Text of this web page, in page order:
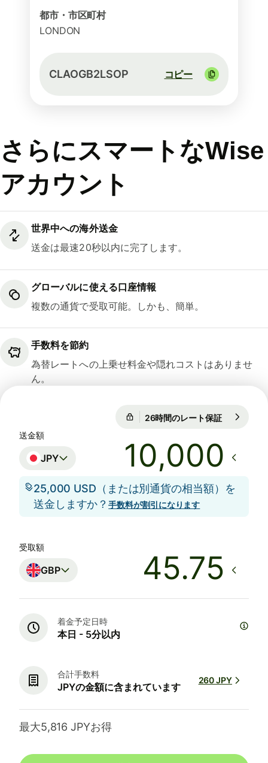
都市・市区町村
LONDON
CLAOGB2LSOP コピー
さらにスマートなWise
アカウント
世界中への海外送金
送金は最速20秒以内に完了します。
グローバルに使える口座情報
複数の通貨で受取可能。しかも、簡単。
手数料を節約
為替レートへの上乗せ料金や隠れコストはありませ
ん。
26時間のレート保証
送金額
JPY
25,000 USD（または別通貨の相当額）を
送金しますか？手数料が割引になります
受取額
GBP
着金予定日時
本日 - 5分以内
合計手数料
JPYの金額に含まれています
260 JPY
最大5,816 JPYお得